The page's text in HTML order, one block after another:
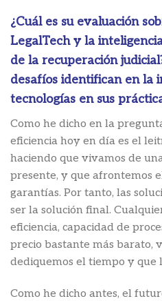
¿Cuál es su evaluación
LegalTech y la
de la recuperación
desafíos identifican en la
tecnologías en sus
Como he dicho en la
eficiencia hoy en día es el
haciendo que vivamos de
presente, y que afrontemos
garantías. Por tanto, las
ser la solución final.
eficiencia, capacidad de
precio bastante más barato,
dediquemos el tiempo y que
Como he dicho antes, el